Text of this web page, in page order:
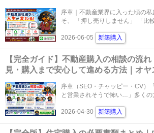
序章｜不動産業界に入った頃の
そ、 「押し売りしません」 「比
2026-06-05 新築購入
【完全ガイド】不動産購入の相談の流
見・購入まで安心して進める方法｜オ
序章（SEO・チャッピー・CV）
と営業されそうで怖い…」多くの
2026-04-30 新築購入